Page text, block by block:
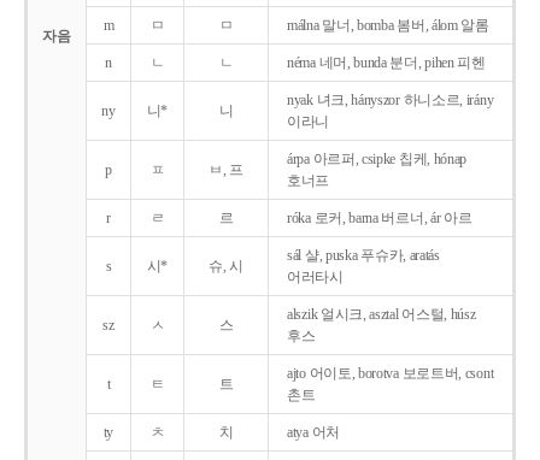
자음
m ㅁ ㅁ málna 말너, bomba 봄버, álom 알롬
n ㄴ ㄴ néma 네머, bunda 분더, pihen 피헨
ny 니* 니
nyak 녀크, hányszor 하니소르, irány
이라니
p ㅍ ㅂ, 프
árpa 아르퍼, csipke 칩케, hónap
호너프
r ㄹ 르 róka 로커, barna 버르너, ár 아르
s 시* 슈, 시
sál 샬, puska 푸슈카, aratás
어러타시
sz ㅅ 스
alszik 얼시크, asztal 어스털, húsz
후스
t ㅌ 트
ajto 어이토, borotva 보로트버, csont
촌트
ty ㅊ 치 atya 어처